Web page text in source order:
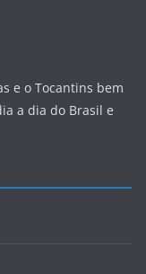
e o Tocantins bem
a dia do Brasil e